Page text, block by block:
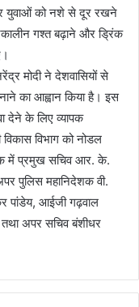
युवाओं को नशे से दूर रखने
गश्त बढ़ाने और ड्रिंक
मोदी ने देशवासियों से
का आह्वान किया है। इस
देने के लिए व्यापक
विभाग को नोडल
में प्रमुख सचिव आर. के.
पुलिस महानिदेशक वी.
पांडेय, आईजी गढ़वाल
अपर सचिव बंशीधर